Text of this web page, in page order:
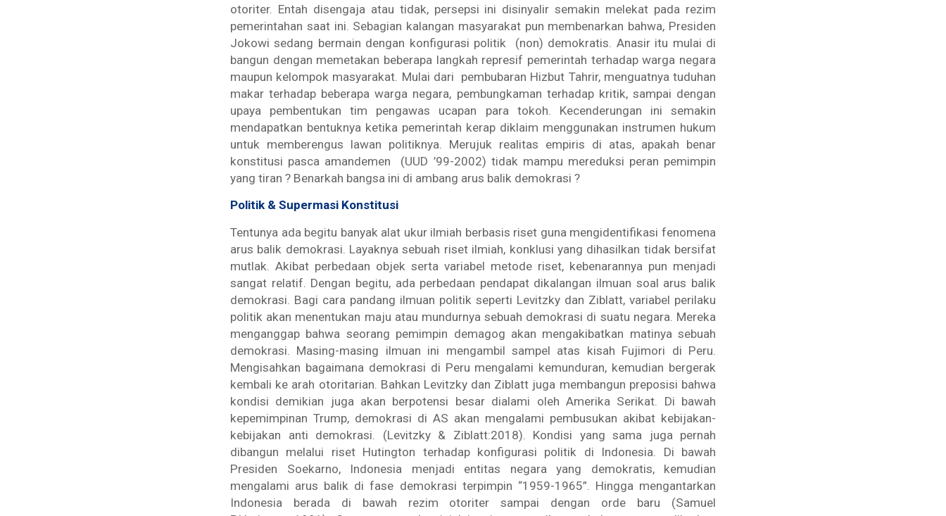
otoriter. Entah disengaja atau tidak, persepsi ini disinyalir semakin melekat pada rezim
pemerintahan saat ini. Sebagian kalangan masyarakat pun membenarkan bahwa, Presiden
Jokowi sedang bermain dengan konfigurasi politik (non) demokratis. Anasir itu mulai di
bangun dengan memetakan beberapa langkah represif pemerintah terhadap warga negara
maupun kelompok masyarakat. Mulai dari pembubaran Hizbut Tahrir, menguatnya tuduhan
makar terhadap beberapa warga negara, pembungkaman terhadap kritik, sampai dengan
upaya pembentukan tim pengawas ucapan para tokoh. Kecenderungan ini semakin
mendapatkan bentuknya ketika pemerintah kerap diklaim menggunakan instrumen hukum
untuk memberengus lawan politiknya. Merujuk realitas empiris di atas, apakah benar
konstitusi pasca amandemen (UUD ’99-2002) tidak mampu mereduksi peran pemimpin
yang tiran ? Benarkah bangsa ini di ambang arus balik demokrasi ?
Politik & Supermasi Konstitusi
Tentunya ada begitu banyak alat ukur ilmiah berbasis riset guna mengidentifikasi fenomena
arus balik demokrasi. Layaknya sebuah riset ilmiah, konklusi yang dihasilkan tidak bersifat
mutlak. Akibat perbedaan objek serta variabel metode riset, kebenarannya pun menjadi
sangat relatif. Dengan begitu, ada perbedaan pendapat dikalangan ilmuan soal arus balik
demokrasi. Bagi cara pandang ilmuan politik seperti Levitzky dan Ziblatt, variabel perilaku
politik akan menentukan maju atau mundurnya sebuah demokrasi di suatu negara. Mereka
menganggap bahwa seorang pemimpin demagog akan mengakibatkan matinya sebuah
demokrasi. Masing-masing ilmuan ini mengambil sampel atas kisah Fujimori di Peru.
Mengisahkan bagaimana demokrasi di Peru mengalami kemunduran, kemudian bergerak
kembali ke arah otoritarian. Bahkan Levitzky dan Ziblatt juga membangun preposisi bahwa
kondisi demikian juga akan berpotensi besar dialami oleh Amerika Serikat. Di bawah
kepemimpinan Trump, demokrasi di AS akan mengalami pembusukan akibat kebijakan-
kebijakan anti demokrasi. (Levitzky & Ziblatt:2018). Kondisi yang sama juga pernah
dibangun melalui riset Hutington terhadap konfigurasi politik di Indonesia. Di bawah
Presiden Soekarno, Indonesia menjadi entitas negara yang demokratis, kemudian
mengalami arus balik di fase demokrasi terpimpin “1959-1965”. Hingga mengantarkan
Indonesia berada di bawah rezim otoriter sampai dengan orde baru (Samuel